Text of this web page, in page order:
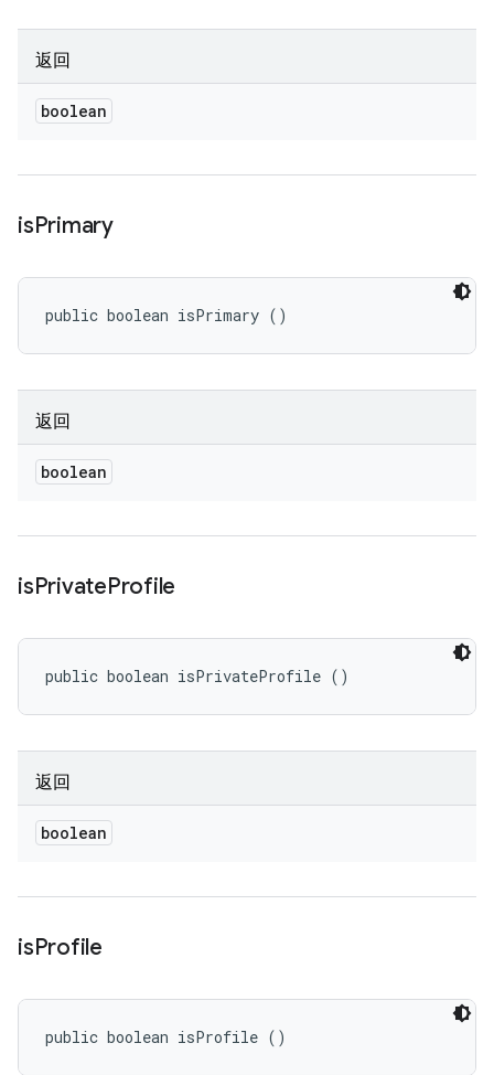
返回
boolean
isPrimary
public boolean isPrimary ()
返回
boolean
isPrivateProfile
public boolean isPrivateProfile ()
返回
boolean
isProfile
public boolean isProfile ()